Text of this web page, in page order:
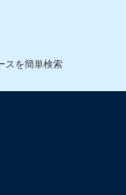
スを簡単検索